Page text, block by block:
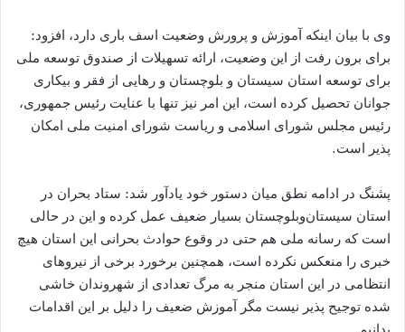
وی با بیان اینکه آموزش و پرورش وضعیت اسف باری دارد، افزود:
برای برون رفت از این وضعیت، ارائه تسهیلات از صندوق توسعه ملی
برای توسعه استان سیستان و بلوچستان و رهایی از فقر و بیکاری
جوانان تحصیل کرده است، این امر نیز تنها با عنایت رئیس جمهوری،
رئیس مجلس شورای اسلامی و ریاست شورای امنیت ملی امکان
پذیر است.
پشنگ در ادامه نطق میان دستور خود یادآور شد: ستاد بحران در
استان سیستان‌و‌بلوچستان بسیار ضعیف عمل کرده و این در حالی
است که رسانه ملی هم حتی در وقوع حوادث بحرانی این استان هیچ
خبری را منعکس نکرده است، همچنین برخورد برخی از نیروهای
انتظامی در این استان منجر به مرگ تعدادی از شهروندان خاشی
شده توجیح پذیر نیست مگر آموزش ضعیف را دلیل بر این اقدامات